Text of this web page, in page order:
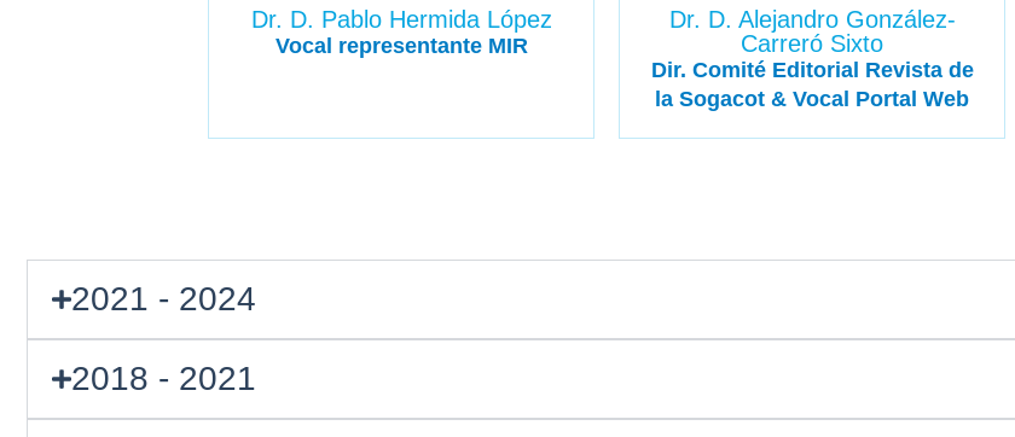
Dr. D. Pablo Hermida López
Vocal representante MIR
Dr. D. Alejandro González-
Carreró Sixto
Dir. Comité Editorial Revista de
la Sogacot & Vocal Portal Web
2021 - 2024
2018 - 2021